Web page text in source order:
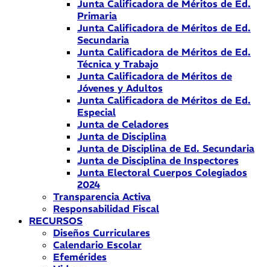
Junta Calificadora de Méritos de Ed.
Primaria
Junta Calificadora de Méritos de Ed.
Secundaria
Junta Calificadora de Méritos de Ed.
Técnica y Trabajo
Junta Calificadora de Méritos de
Jóvenes y Adultos
Junta Calificadora de Méritos de Ed.
Especial
Junta de Celadores
Junta de Disciplina
Junta de Disciplina de Ed. Secundaria
Junta de Disciplina de Inspectores
Junta Electoral Cuerpos Colegiados
2024
Transparencia Activa
Responsabilidad Fiscal
RECURSOS
Diseños Curriculares
Calendario Escolar
Efemérides